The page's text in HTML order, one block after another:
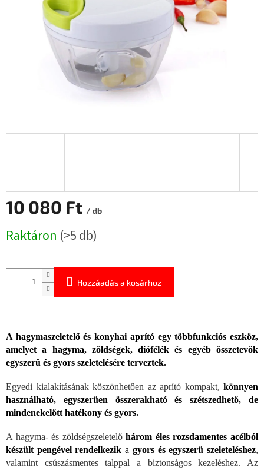
10 080 Ft / db
Raktáron (>5 db)
Hozzáadás a kosárhoz
A hagymaszeletelő és konyhai aprító egy többfunkciós eszköz,
amelyet a hagyma, zöldségek, diófélék és egyéb összetevők
egyszerű és gyors szeletelésére terveztek.
Egyedi kialakításának köszönhetően az aprító kompakt, könnyen
használható, egyszerűen összerakható és szétszedhető, de
mindenekelőtt hatékony és gyors.
A hagyma- és zöldségszeletelőhárom éles rozsdamentes acélból
készült pengével rendelkezik a gyors és egyszerű szeleteléshez,
valamint csúszásmentes talppal a biztonságos kezeléshez. Az